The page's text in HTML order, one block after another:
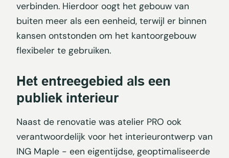
verbinden. Hierdoor oogt het gebouw van
buiten meer als een eenheid, terwijl er binnen
kansen ontstonden om het kantoorgebouw
flexibeler te gebruiken.
Het entreegebied als een
publiek interieur
Naast de renovatie was atelier PRO ook
verantwoordelijk voor het interieurontwerp van
ING Maple - een eigentijdse, geoptimaliseerde